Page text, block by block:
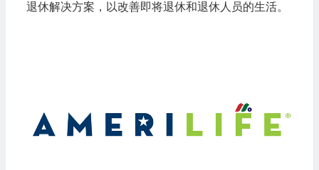
退休解决方案，以改善即将退休和退休人员的生活。